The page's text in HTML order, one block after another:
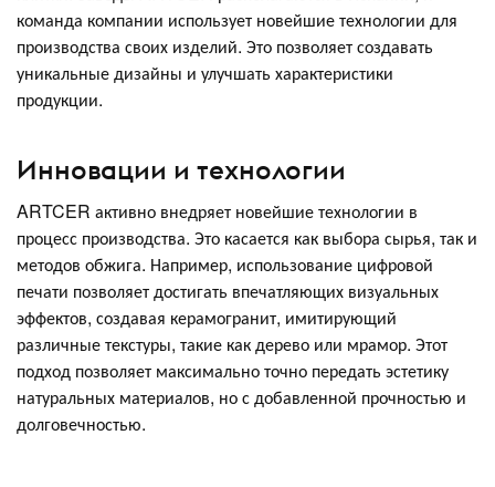
команда компании использует новейшие технологии для
производства своих изделий. Это позволяет создавать
уникальные дизайны и улучшать характеристики
продукции.
Инновации и технологии
ARTCER активно внедряет новейшие технологии в
процесс производства. Это касается как выбора сырья, так и
методов обжига. Например, использование цифровой
печати позволяет достигать впечатляющих визуальных
эффектов, создавая керамогранит, имитирующий
различные текстуры, такие как дерево или мрамор. Этот
подход позволяет максимально точно передать эстетику
натуральных материалов, но с добавленной прочностью и
долговечностью.